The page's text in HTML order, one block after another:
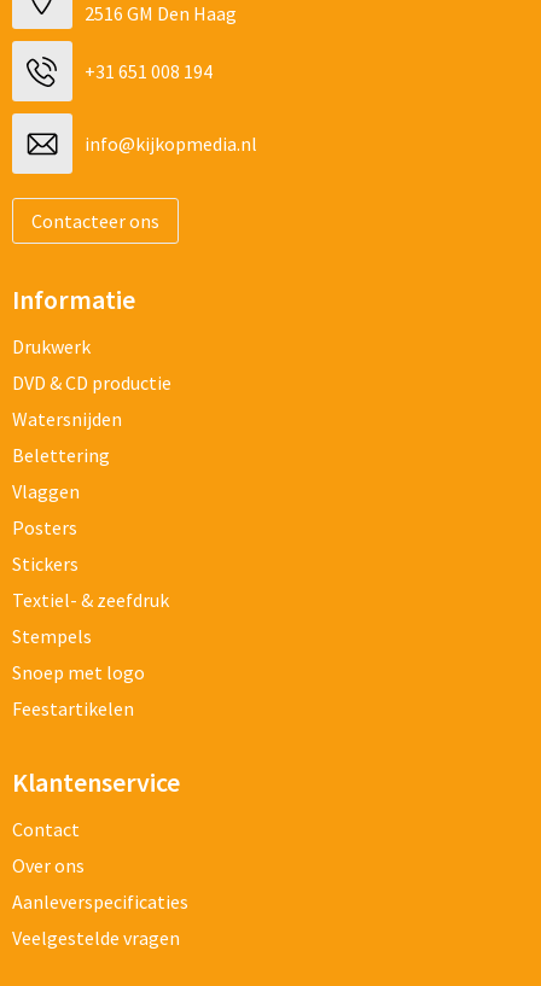
2516 GM Den Haag
+31 651 008 194
info@kijkopmedia.nl
Contacteer ons
Informatie
Drukwerk
DVD & CD productie
Watersnijden
Belettering
Vlaggen
Posters
Stickers
Textiel- & zeefdruk
Stempels
Snoep met logo
Feestartikelen
Klantenservice
Contact
Over ons
Aanleverspecificaties
Veelgestelde vragen